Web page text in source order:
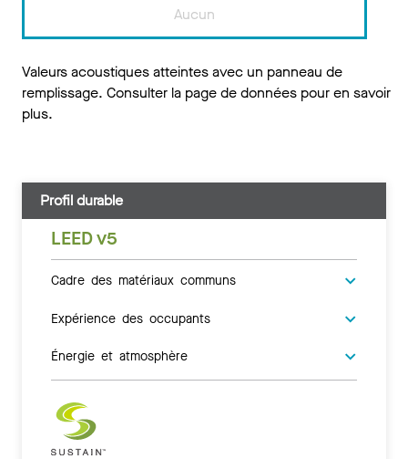
Aucun
Valeurs acoustiques atteintes avec un panneau de
remplissage. Consulter la page de données pour en savoir
plus.
Profil durable
LEED v5
Cadre des matériaux communs
Expérience des occupants
Énergie et atmosphère